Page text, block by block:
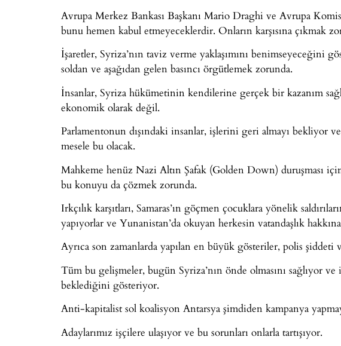
Avrupa Merkez Bankası Başkanı Mario Draghi ve Avrupa
bunu hemen kabul etmeyeceklerdir. Onların karşısına çıkmak
İşaretler, Syriza’nın taviz verme yaklaşımını benimseyeceğini
soldan ve aşağıdan gelen basıncı örgütlemek zorunda.
İnsanlar, Syriza hükümetinin kendilerine gerçek bir kazanım
ekonomik olarak değil.
Parlamentonun dışındaki insanlar, işlerini geri almayı bekliyor
mesele bu olacak.
Mahkeme henüz Nazi Altın Şafak (Golden Down) duruşması
bu konuyu da çözmek zorunda.
Irkçılık karşıtları, Samaras’ın göçmen çocuklara yönelik
yapıyorlar ve Yunanistan’da okuyan herkesin vatandaşlık
Ayrıca son zamanlarda yapılan en büyük gösteriler, polis şiddeti
Tüm bu gelişmeler, bugün Syriza’nın önde olmasını sağlıyor
beklediğini gösteriyor.
Anti-kapitalist sol koalisyon Antarsya şimdiden kampanya
Adaylarımız işçilere ulaşıyor ve bu sorunları onlarla tartışıyor.